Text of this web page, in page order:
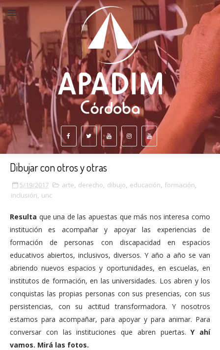
Dibujar con otros y otras
5/19/2017 arte, derecho, dibujo, educación, formación,
inclusión, unc
Resulta que una de las apuestas que más nos interesa como
institución es acompañar y apoyar las experiencias de
formación de personas con discapacidad en espacios
educativos abiertos, inclusivos, diversos. Y año a año se van
abriendo nuevos espacios y oportunidades, en escuelas, en
institutos de formación, en las universidades. Los abren y los
conquistas las propias personas con sus presencias, con sus
persistencias, con su actitud transformadora. Y nosotros
estamos para acompañar, para apoyar y para animar. Para
conversar con las instituciones que abren puertas.Y ahí
vamos. Mirá las fotos.